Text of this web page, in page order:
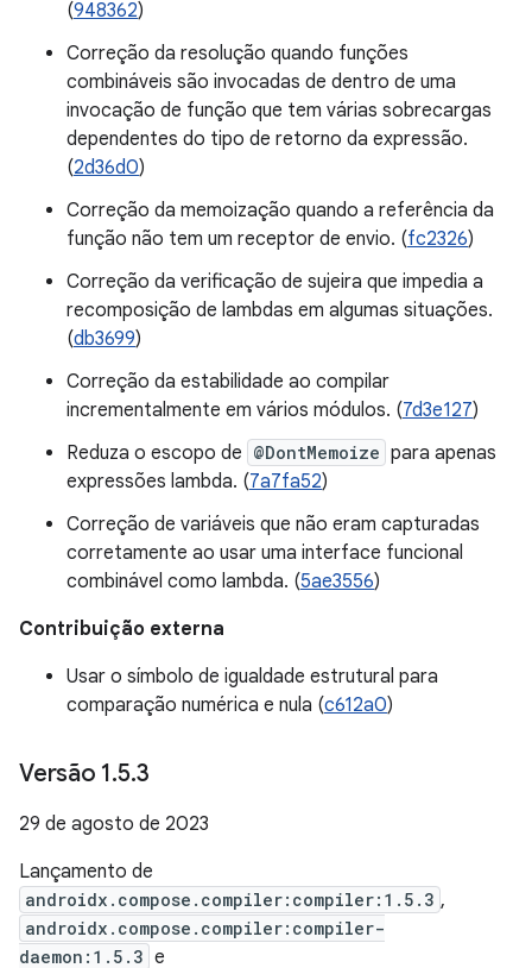
(948362)
Correção da resolução quando funções
combináveis são invocadas de dentro de uma
invocação de função que tem várias sobrecargas
dependentes do tipo de retorno da expressão.
(2d36d0)
Correção da memoização quando a referência da
função não tem um receptor de envio. (fc2326)
Correção da verificação de sujeira que impedia a
recomposição de lambdas em algumas situações.
(db3699)
Correção da estabilidade ao compilar
incrementalmente em vários módulos. (7d3e127)
Reduza o escopo de @DontMemoize para apenas
expressões lambda. (7a7fa52)
Correção de variáveis que não eram capturadas
corretamente ao usar uma interface funcional
combinável como lambda. (5ae3556)
Contribuição externa
Usar o símbolo de igualdade estrutural para
comparação numérica e nula (c612a0)
Versão 1.5.3
29 de agosto de 2023
Lançamento de
androidx.compose.compiler:compiler:1.5.3 ,
androidx.compose.compiler:compiler-
daemon:1.5.3 e